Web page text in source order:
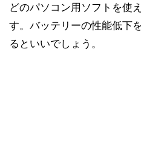
どのパソコン用ソフトを使
す。バッテリーの性能低下
るといいでしょう。